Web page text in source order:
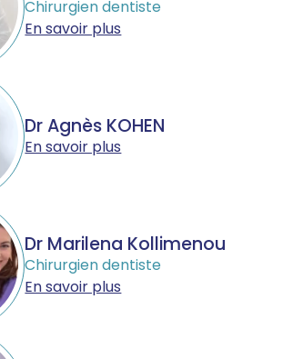
Chirurgien dentiste
En savoir plus
Dr Agnès KOHEN
En savoir plus
Dr Marilena Kollimenou
Chirurgien dentiste
En savoir plus